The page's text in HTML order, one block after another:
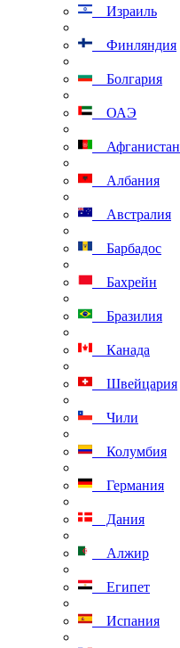
Израиль
Финляндия
Болгария
ОАЭ
Афганистан
Албания
Австралия
Барбадос
Бахрейн
Бразилия
Канада
Швейцария
Чили
Колумбия
Германия
Дания
Алжир
Египет
Испания